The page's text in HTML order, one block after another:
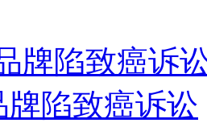
陷致癌诉讼